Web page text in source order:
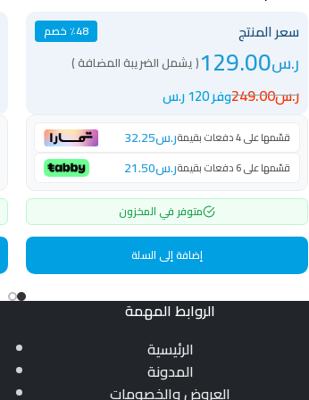
سعر المنتج ٪48 خصم
ر.س129.00( يشمل الضريبة المضافة )
ر.س249.00وفر 120 ر.س
قسّمها على 4 دفعات بقيمة ر.س32.25
قسّمها على 6 دفعات بقيمة ر.س21.50
متوفر في المخزون
إضافة إلى السلة
الروابط المهمة
الرئيسية
المدونة
العروض والخصومات